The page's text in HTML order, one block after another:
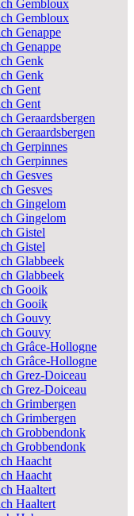
Gembloux
Gembloux
Genappe
Genappe
Genk
Genk
Gent
Gent
Geraardsbergen
Geraardsbergen
Gerpinnes
Gerpinnes
Gesves
Gesves
Gingelom
Gingelom
Gistel
Gistel
Glabbeek
Glabbeek
Gooik
Gooik
Gouvy
Gouvy
Grâce-Hollogne
Grâce-Hollogne
Grez-Doiceau
Grez-Doiceau
Grimbergen
Grimbergen
Grobbendonk
Grobbendonk
Haacht
Haacht
Haaltert
Haaltert